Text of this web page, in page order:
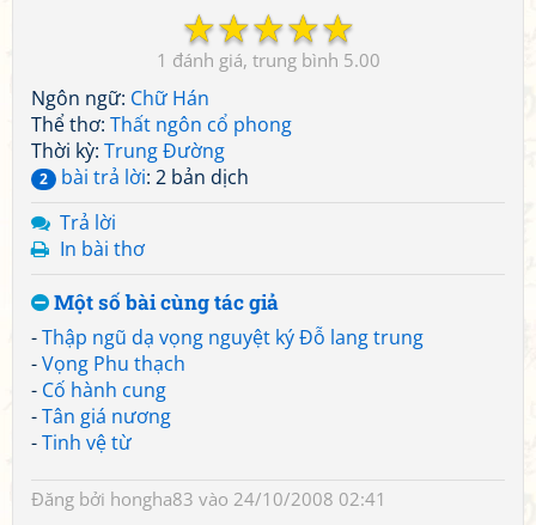
☆
☆
☆
☆
☆
1 5.00
Ngôn ngữ: Chữ Hán
Thể thơ: Thất ngôn cổ phong
Thời kỳ: Trung Đường
2 bài trả lời: 2 bản dịch
Trả lời
In bài thơ
Một số bài cùng tác giả
-Thập ngũ dạ vọng nguyệt ký Đỗ lang trung
-Vọng Phu thạch
- Cố hành cung
-Tân giá nương
-Tinh vệ từ
Đăng bởi hongha83 vào 24/10/2008 02:41